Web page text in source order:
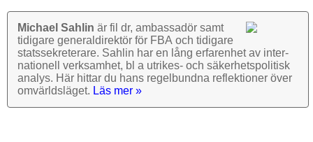
Michael Sahlin är fil dr, ambassadör samt
tidigare general­direktör för FBA och tidigare
stats­sekre­terare. Sahlin har en lång erfarenhet av inter­
nationell verk­samhet, bl a utrikes- och säkerhets­politisk
analys. Här hittar du hans regel­bundna reflek­tioner över
omvärlds­läget. Läs mer »